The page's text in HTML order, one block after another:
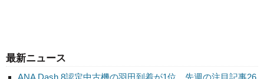
最新ニュース
ANA Dash 8認定中古機の羽田到着が1位 先週の注目記事26